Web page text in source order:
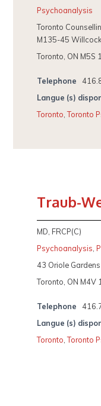
Psychoanalysis
Toronto
M135-45
Toronto, ON M5S
Telephone
Langue (s)
Toronto,Toronto
Traub-
MD, FRCP(C)
Psychoanalysis,
43 Oriole Gardens
Toronto, ON M4V
Telephone
Langue (s)
Toronto,Toronto